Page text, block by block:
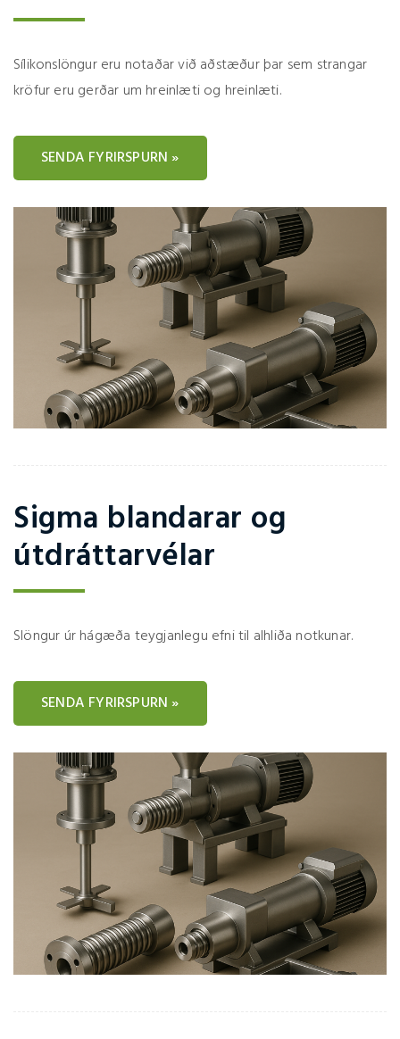
Sílikonslöngur eru notaðar við aðstæður þar sem strangar
kröfur eru gerðar um hreinlæti og hreinlæti.
SENDA FYRIRSPURN »
Sigma blandarar og
útdráttarvélar
Slöngur úr hágæða teygjanlegu efni til alhliða notkunar.
SENDA FYRIRSPURN »